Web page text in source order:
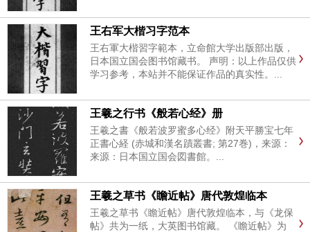
王右军大楷习字范本
王右軍大楷習字範本，立命館大学出版部出版，
日本国立国会图书馆藏书。 声明：以上作品仅供
学习参考，本站并不能保证作品的真实性。...
王羲之行书《般若心经》册
王羲之書《般若波罗蜜多心经》附天平勝宝七年
正書心経 (赤城和漢名蹟叢書; 第27巻)，来源：
来源：日本国立国会図書館。...
王羲之草书《瞻近帖》唐代敦煌临本
王羲之草书《瞻近帖》唐代敦煌临本，与《龙保
帖》共为一纸，大英图书馆藏。 《瞻近帖》为